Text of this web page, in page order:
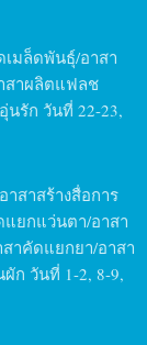
มล็ดพันธุ์/อาสา
สาผลิตแฟลช
นรัก วันที่ 22-23,
าสาสร้างสื่อการ
ยกแว่นตา/อาสา
าคัดแยกยา/อาสา
ก วันที่ 1-2, 8-9,